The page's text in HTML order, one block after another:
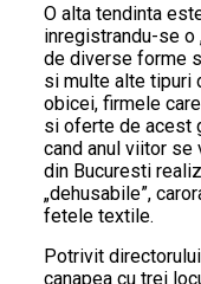
O alta tendinta
inregistrandu-se o
de diverse forme
si multe alte tipuri
obicei, firmele
si oferte de acest
cand anul viitor se
din Bucuresti
„dehusabile”,
fetele textile.
Potrivit
canapea cu trei